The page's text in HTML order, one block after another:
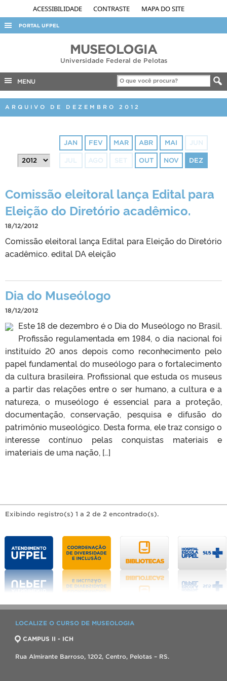
ACESSIBILIDADE CONTRASTE MAPA DO SITE
PORTAL UFPEL
PORTARIAS
MUSEOLOGIA
Universidade Federal de Pelotas
MENU
ARQUIVO DE DEZEMBRO 2012
JAN FEV MAR ABR MAI JUN
JUL AGO SET OUT NOV DEZ
Comissão eleitoral lança Edital para
Eleição do Diretório acadêmico.
18/12/2012
Comissão eleitoral lança Edital para Eleição do Diretório
acadêmico. edital DA eleição
Dia do Museólogo
18/12/2012
Este 18 de dezembro é o Dia do Museólogo no Brasil.
Profissão regulamentada em 1984, o dia nacional foi
instituído 20 anos depois como reconhecimento pelo
papel fundamental do museólogo para o fortalecimento
da cultura brasileira. Profissional que estuda os museus
a partir das relações entre o ser humano, a cultura e a
natureza, o museólogo é essencial para a proteção,
documentação, conservação, pesquisa e difusão do
patrimônio museológico. Desta forma, ele traz consigo o
interesse contínuo pelas conquistas materiais e
imateriais de uma nação, […]
Exibindo registro(s) 1 a 2 de 2 encontrado(s).
LOCALIZE O CURSO DE MUSEOLOGIA
CAMPUS II - ICH
Rua Almirante Barroso, 1202, Centro, Pelotas – RS.